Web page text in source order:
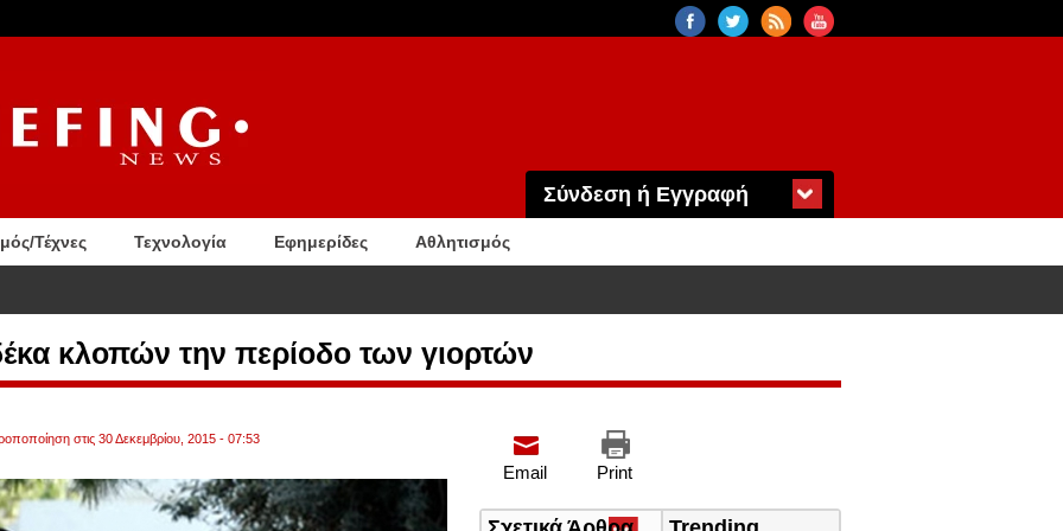
Σύνδεση ή Εγγραφή
Τέχνες Τεχνολογία Εφημερίδες Αθλητισμός
κλοπών την περίοδο των γιορτών
στις 30 Δεκεμβρίου, 2015 - 07:53
Print
Email